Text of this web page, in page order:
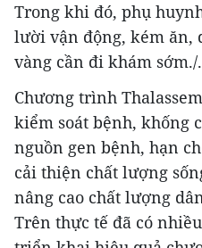
Trong khi đó, phụ
lười vận động, kém ăn,
vàng cần đi khám sớm./.
Chương trình
kiểm soát bệnh, khống
nguồn gen bệnh, hạn
cải thiện chất lượng
nâng cao chất lượng
Trên thực tế đã có